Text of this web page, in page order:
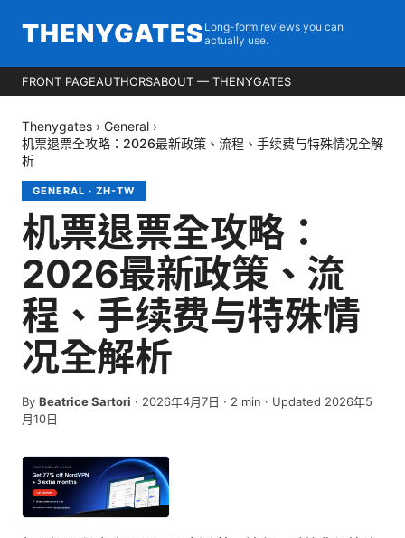
THENYGATES Long-form reviews you can
actually use.
FRONT PAGEAUTHORSABOUT — THENYGATES
Thenygates › General ›
机票退票全攻略：2026最新政策、流程、手续费与特殊情况全解
析
GENERAL · ZH-TW
机票退票全攻略：
2026最新政策、流
程、手续费与特殊情
况全解析
By Beatrice Sartori · 2026年4月7日 · 2 min · Updated 2026年5
月10日